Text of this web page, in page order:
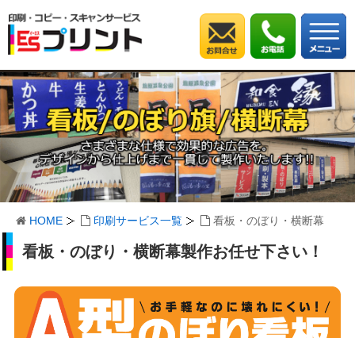
HOME 印刷サービス一覧 看板・のぼり・横断幕
看板・のぼり・横断幕製作お任せ下さい！